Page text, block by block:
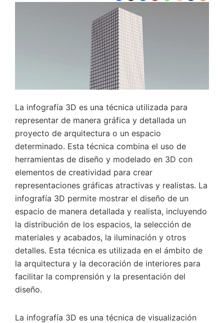
La infografía 3D es una técnica utilizada para
representar de manera gráfica y detallada un
proyecto de arquitectura o un espacio
determinado. Esta técnica combina el uso de
herramientas de diseño y modelado en 3D con
elementos de creatividad para crear
representaciones gráficas atractivas y realistas. La
infografía 3D permite mostrar el diseño de un
espacio de manera detallada y realista, incluyendo
la distribución de los espacios, la selección de
materiales y acabados, la iluminación y otros
detalles. Esta técnica es utilizada en el ámbito de
la arquitectura y la decoración de interiores para
facilitar la comprensión y la presentación del
diseño.
La infografía 3D es una técnica de visualización